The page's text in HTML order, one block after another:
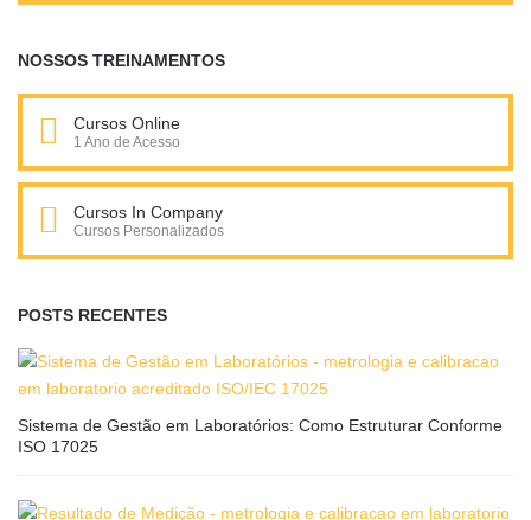
NOSSOS TREINAMENTOS
Cursos Online
1 Ano de Acesso
Cursos In Company
Cursos Personalizados
POSTS RECENTES
Sistema de Gestão em Laboratórios: Como Estruturar Conforme
ISO 17025